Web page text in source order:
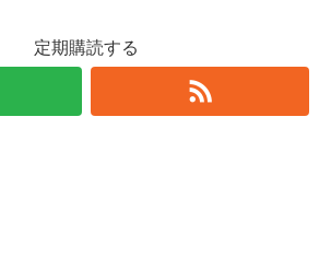
定期購読する